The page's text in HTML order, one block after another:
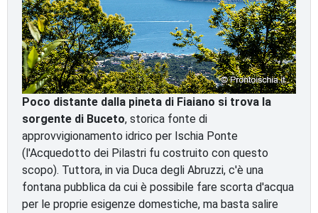
Poco distante dalla pineta di Fiaiano si trova la
sorgente di Buceto, storica fonte di
approvvigionamento idrico per Ischia Ponte
(l'Acquedotto dei Pilastri fu costruito con questo
scopo). Tuttora, in via Duca degli Abruzzi, c'è una
fontana pubblica da cui è possibile fare scorta d'acqua
per le proprie esigenze domestiche, ma basta salire